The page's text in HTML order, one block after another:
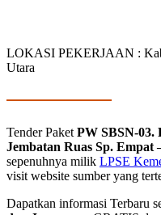
LOKASI PEKERJAAN :
Utara
Tender Paket PW SBSN-03.
Jembatan Ruas Sp.
sepenuhnya milik LPSE
visit website sumber yang
Dapatkan informasi Terbaru